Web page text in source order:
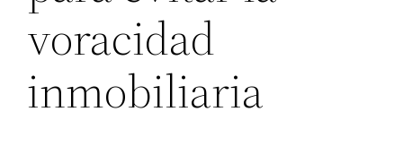
voracidad
inmobiliaria